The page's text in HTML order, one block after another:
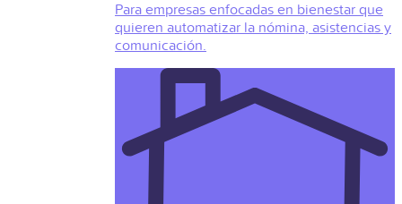
Para empresas enfocadas en bienestar que
quieren automatizar la nómina, asistencias y
comunicación.